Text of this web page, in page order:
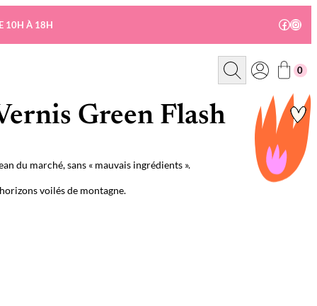
10H À 18H
R
c
r
0
Green Flash
du marché, sans « mauvais ingrédients ».
voilés de montagne.